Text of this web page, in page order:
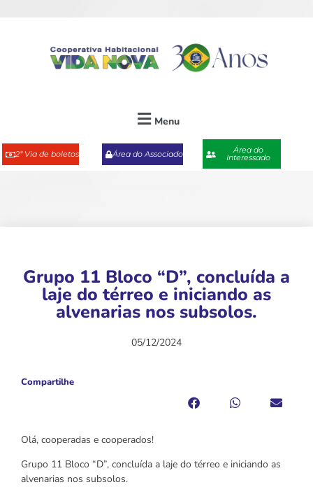
Menu
2ª Via de boletos Área do Associado Área do
Interessado
Grupo 11 Bloco “D”, concluída a
laje do térreo e iniciando as
alvenarias nos subsolos.
05/12/2024
Compartilhe
Olá, cooperadas e cooperados!
Grupo 11 Bloco “D”, concluída a laje do térreo e iniciando as
alvenarias nos subsolos.